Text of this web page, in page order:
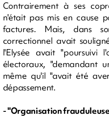
Contrairement à ses
n'était pas mis en cause
factures. Mais, dans
correctionnel avait
l'Elysée avait "poursuivi
électoraux, "demandant
même qu'il "avait été
dépassement.
- "Organisation